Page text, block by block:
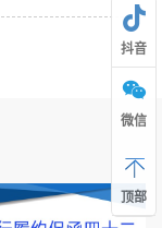
抖音
微信
顶部